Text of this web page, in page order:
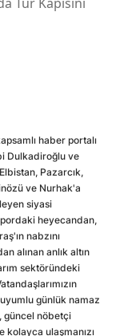
haber portalı
Dulkadiroğlu ve
Pazarcık,
ve Nurhak'a
siyasi
heyecandan,
nabzını
alınan anlık altın
sektöründeki
günlük namaz
güncel nöbetçi
ulaşmanızı